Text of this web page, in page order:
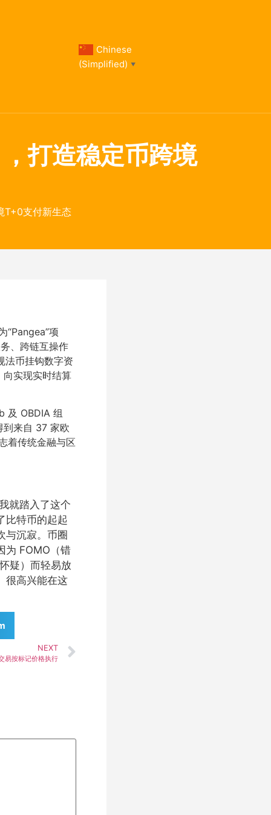
Chinese
(Simplified) ▼
打造稳定币跨境
T+0支付新生态
“Pangea”项
、跨链互操作
法币挂钩数字资
实现实时结算
及 OBDIA 组
到来自 37 家欧
着传统金融与区
就踏入了这个
比特币的起起
与沉寂。币圈
为 FOMO（错
疑）而轻易放
很高兴能在这
NEXT
易按标记价格执行